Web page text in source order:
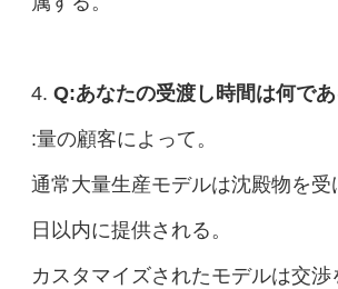
4. Q:あなたの受渡し時間は何であ
:量の顧客によって。
通常大量生産モデルは沈殿物を受
日以内に提供される。
カスタマイズされたモデルは交渉